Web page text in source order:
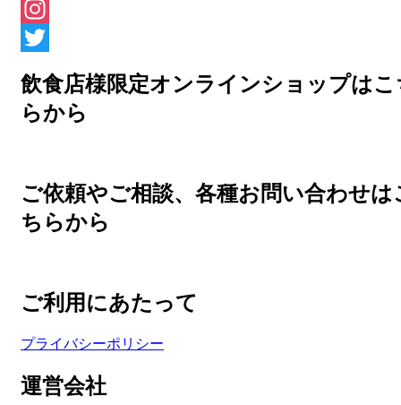
Facebook
Instagram
飲食店様限定オンラインショップはこ
らから
ご依頼やご相談、各種お問い合わせは
ちらから
ご利用にあたって
プライバシーポリシー
運営会社